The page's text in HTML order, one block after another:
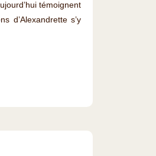
témoignent
d’Alexandrette s’y